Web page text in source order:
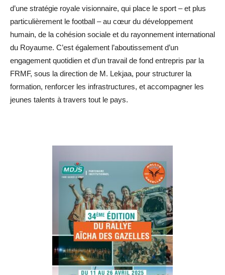
d’une stratégie royale visionnaire, qui place le sport – et plus
particulièrement le football – au cœur du développement
humain, de la cohésion sociale et du rayonnement international
du Royaume. C’est également l’aboutissement d’un
engagement quotidien et d’un travail de fond entrepris par la
FRMF, sous la direction de M. Lekjaa, pour structurer la
formation, renforcer les infrastructures, et accompagner les
jeunes talents à travers tout le pays.